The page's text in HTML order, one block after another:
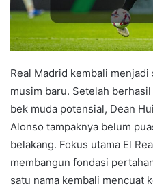
Real Madrid kembali
musim baru. Setelah
bek muda potensial, Dean
Alonso tampaknya belum
belakang. Fokus utama El
membangun fondasi
satu nama kembali mencuat